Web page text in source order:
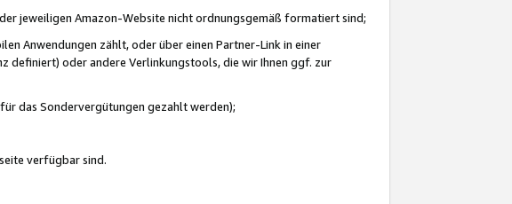
jeweiligen Amazon-Website nicht ordnungsgemäß formatiert sind;
Anwendungen zählt, oder über einen Partner-Link in einer
definiert) oder andere Verlinkungstools, die wir Ihnen ggf. zur
das Sondervergütungen gezahlt werden);
verfügbar sind.